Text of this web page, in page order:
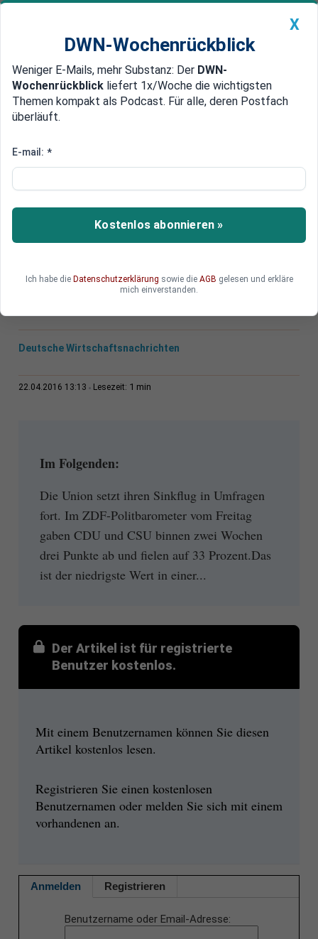
Newsticker MEIN DWN: Geldanlage Premium
Edelmetalle DWN-Magazin China
52 Prozent der Deutschen
Mehrheit hält Regierung bei
Flüchtlings-Krise für unfähig
Nach einer Umfrage von infratest dimap halten
um drei Punkte auf 33 Prozent zurück.
Deutsche Wirtschaftsnachrichten
22.04.2016 13:13 Lesezeit: 1 min
Im Folgenden:
Die Union setzt ihren Sinkflug in Umfragen
fort. Im ZDF-Politbarometer vom Freitag
gaben CDU und CSU binnen zwei Wochen
drei Punkte ab und fielen auf 33 Prozent.Das
ist der niedrigste Wert in einer...
Der Artikel ist für registrierte
Benutzer kostenlos.
Mit einem Benutzernamen können Sie diesen
Artikel kostenlos lesen.
Registrieren Sie einen kostenlosen
Benutzernamen oder melden Sie sich mit einem
vorhandenen an.
Anmelden Registrieren
Benutzername oder Email-Adresse
X
DWN-Wochenrückblick
Weniger E-Mails, mehr Substanz: Der DWN-
Wochenrückblick liefert 1x/Woche die wichtigsten
Themen kompakt als Podcast. Für alle, deren Postfach
überläuft.
E-mail: *
Kostenlos abonnieren »
Ich habe die Datenschutzerklärung sowie die AGB gelesen und erkläre
mich einverstanden.